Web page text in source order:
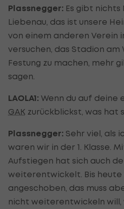
Plassnegger: Es gibt nichts
Liebenau, das ist unsere
von einem anderen Verein
versuchen, das Stadion
Festung zu machen, mehr
sagen.
LAOLA1: Wenn du auf deine
GAK zurückblickst, was hat
Plassnegger: Sehr viel, als
waren wir in der 1. Klasse.
Aufstiegen hat sich auch
weiterentwickelt. Bis heute
angeschoben, das muss
nicht weiterentwickeln will,